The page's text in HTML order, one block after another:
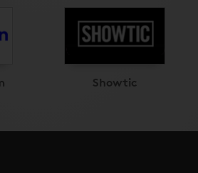
Showtic